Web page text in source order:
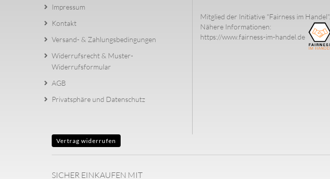
Impressum
Kontakt
Versand- & Zahlungsbedingungen
Widerrufsrecht & Muster-
Widerrufsformular
AGB
Privatsphäre und Datenschutz
Mitglied der Initiative "Fairness im Handel".
Nähere Informationen:
https://www.fairness-im-handel.de
Vertrag widerrufen
SICHER EINKAUFEN MIT